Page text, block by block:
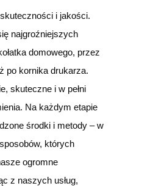
i jakości.
najgroźniejszych
domowego, przez
po kornika drukarza.
skuteczne i w pełni
Na każdym etapie
środki i metody – w
których
ogromne
z naszych usług,